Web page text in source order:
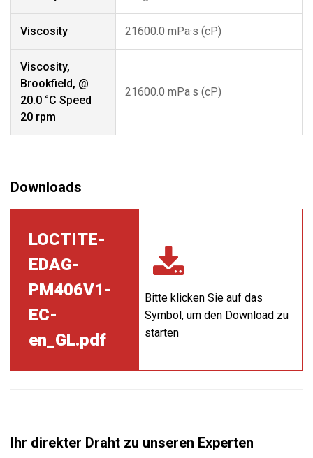
Viscosity 21600.0 mPa·s (cP)
Viscosity,
Brookfield, @
20.0 °C Speed
20 rpm
21600.0 mPa·s (cP)
LOCTITE-
EDAG-
PM406V1-
EC-
en_GL.pdf
Bitte klicken Sie auf das
Symbol, um den Download zu
starten
Ihr direkter Draht zu unseren Experten